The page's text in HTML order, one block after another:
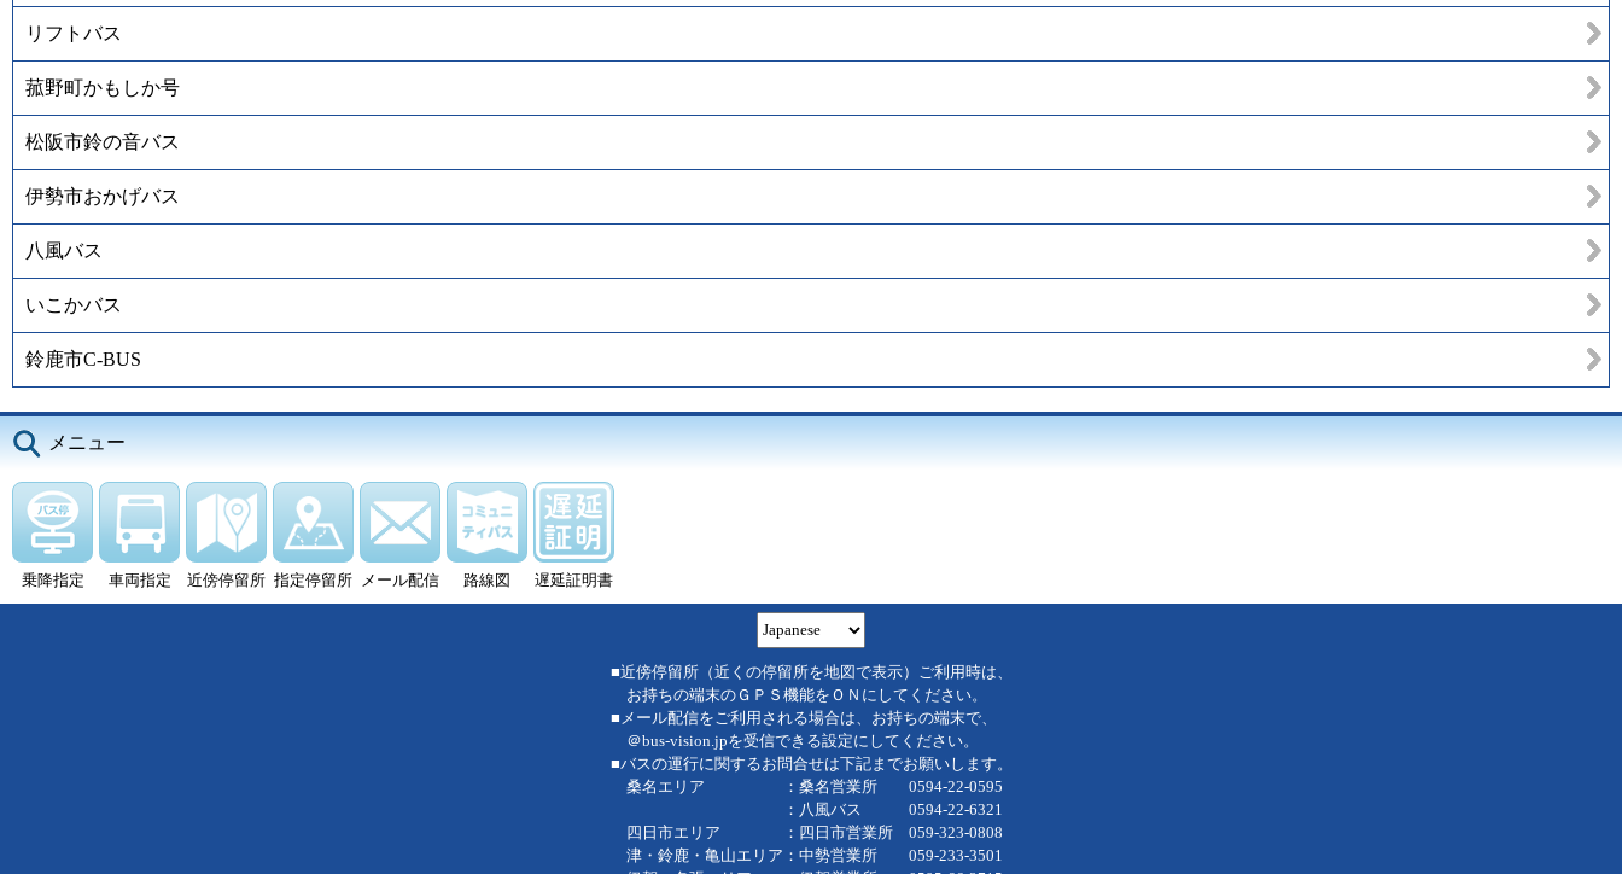
リフトバス
菰野町かもしか号
松阪市鈴の音バス
伊勢市おかげバス
八風バス
いこかバス
鈴鹿市C-BUS
メニュー
乗降指定 車両指定 近傍停留所 指定停留所 メール配信 路線図 遅延証明書
■近傍停留所（近くの停留所を地図で表示）ご利用時は、
お持ちの端末のＧＰＳ機能をＯＮにしてください。
■メール配信をご利用される場合は、お持ちの端末で、
＠bus-vision.jpを受信できる設定にしてください。
■バスの運行に関するお問合せは下記までお願いします。
桑名エリア ：桑名営業所 0594-22-0595
：八風バス 0594-22-6321
四日市エリア ：四日市営業所 059-323-0808
津・鈴鹿・亀山エリア：中勢営業所 059-233-3501